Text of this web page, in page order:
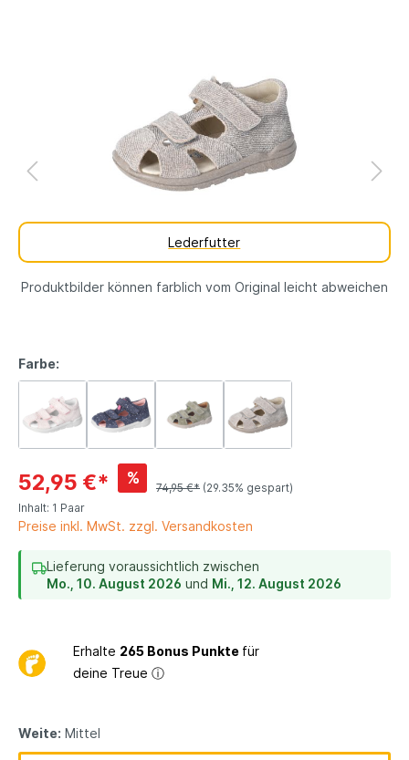
Lederfutter
Produktbilder können farblich vom Original leicht abweichen
Farbe:
52,95 €* %
74,95 €* (29.35% gespart)
Inhalt: 1 Paar
Preise inkl. MwSt. zzgl. Versandkosten
Lieferung voraussichtlich zwischen
Mo., 10. August 2026 und Mi., 12. August 2026
Erhalte 265 Bonus Punkte für
deine Treue ⓘ
Weite: Mittel